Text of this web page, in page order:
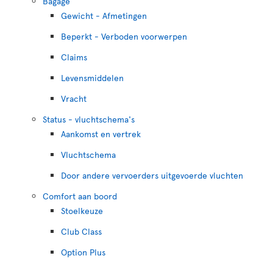
Gewicht - Afmetingen
Beperkt - Verboden voorwerpen
Claims
Levensmiddelen
Vracht
Status - vluchtschema's
Aankomst en vertrek
Vluchtschema
Door andere vervoerders uitgevoerde vluchten
Comfort aan boord
Stoelkeuze
Club Class
Option Plus